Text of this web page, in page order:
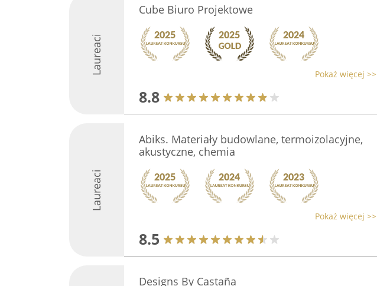
Laureaci
Cube Biuro Projektowe
Pokaż więcej >>
8.8
Laureaci
Abiks. Materiały budowlane, termoizolacyjne,
akustyczne, chemia
Pokaż więcej >>
8.5
Designs By Castaña